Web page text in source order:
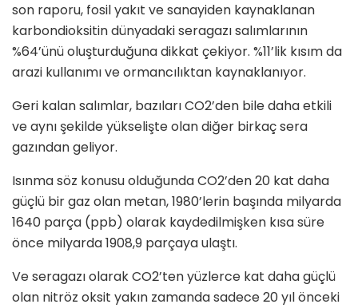
son raporu, fosil yakıt ve sanayiden kaynaklanan
karbondioksitin dünyadaki seragazı salımlarının
%64’ünü oluşturduğuna dikkat çekiyor. %11’lik kısım da
arazi kullanımı ve ormancılıktan kaynaklanıyor.
Geri kalan salımlar, bazıları CO2’den bile daha etkili
ve aynı şekilde yükselişte olan diğer birkaç sera
gazından geliyor.
Isınma söz konusu olduğunda CO2’den 20 kat daha
güçlü bir gaz olan metan, 1980’lerin başında milyarda
1640 parça (ppb) olarak kaydedilmişken kısa süre
önce milyarda 1908,9 parçaya ulaştı.
Ve seragazı olarak CO2’ten yüzlerce kat daha güçlü
olan nitröz oksit yakın zamanda sadece 20 yıl önceki